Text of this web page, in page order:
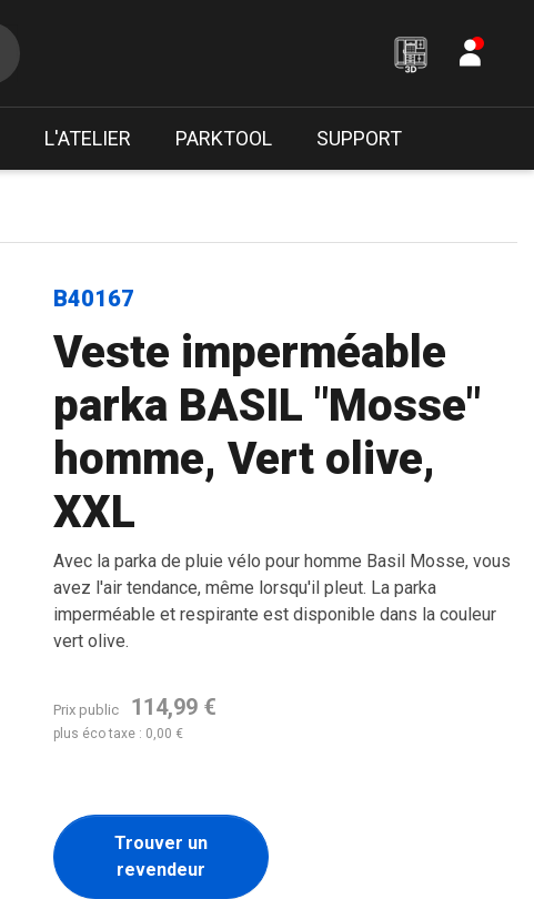
L'ATELIER PARKTOOL SUPPORT
B40167
Veste imperméable
parka BASIL "Mosse"
homme, Vert olive,
XXL
Avec la parka de pluie vélo pour homme Basil Mosse, vous
avez l'air tendance, même lorsqu'il pleut. La parka
imperméable et respirante est disponible dans la couleur
vert olive.
Prix public 114,99 €
plus éco taxe : 0,00 €
Trouver un
revendeur